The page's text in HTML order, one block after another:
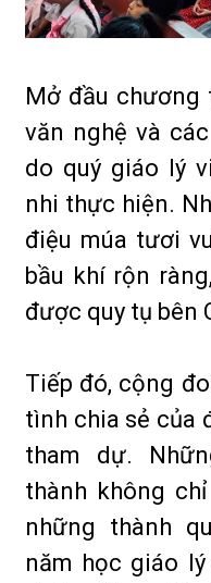
Mở đầu
văn nghệ và
do quý giáo lý
nhi thực hiện.
điệu múa tươi
bầu khí rộn
được quy tụ bên
Tiếp đó, cộng
tình chia sẻ của
tham dự.
thành không
những thành
năm học giáo